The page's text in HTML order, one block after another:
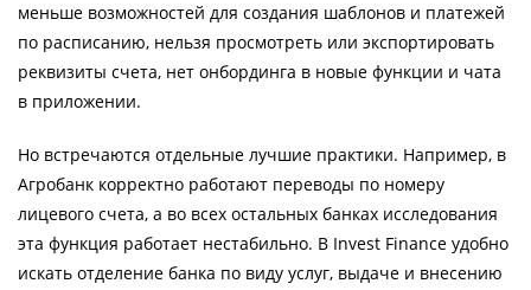
меньше возможностей для создания шаблонов и платежей
по расписанию, нельзя просмотреть или экспортировать
реквизиты счета, нет онбординга в новые функции и чата
в приложении.
Но встречаются отдельные лучшие практики. Например, в
Агробанк корректно работают переводы по номеру
лицевого счета, а во всех остальных банках исследования
эта функция работает нестабильно. В Invest Finance удобно
искать отделение банка по виду услуг, выдаче и внесению